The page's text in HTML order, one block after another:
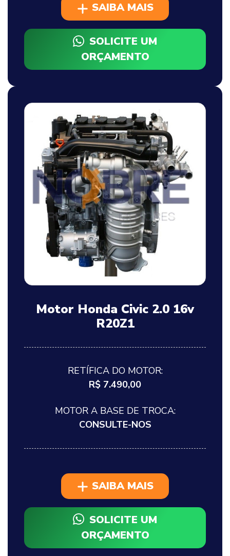
SAIBA MAIS
SOLICITE UM
ORÇAMENTO
Motor Honda Civic 2.0 16v
R20Z1
RETÍFICA DO MOTOR:
R$ 7.490,00
MOTOR A BASE DE TROCA:
CONSULTE-NOS
SAIBA MAIS
SOLICITE UM
ORÇAMENTO